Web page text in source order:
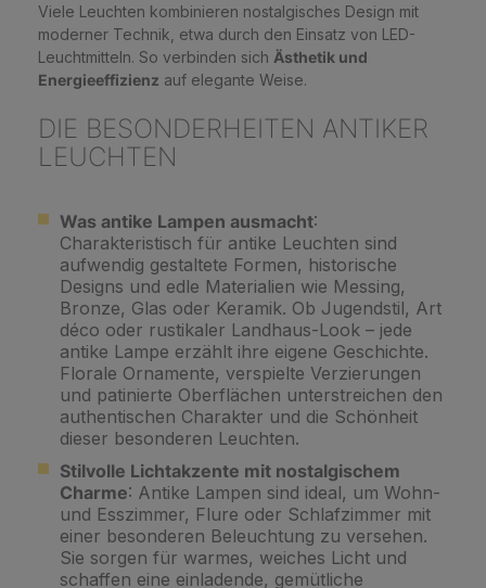
Viele Leuchten kombinieren nostalgisches Design mit
moderner Technik, etwa durch den Einsatz von LED-
Leuchtmitteln. So verbinden sich Ästhetik und
Energieeffizienz auf elegante Weise.
DIE BESONDERHEITEN ANTIKER
LEUCHTEN
Was antike Lampen ausmacht:
Charakteristisch für antike Leuchten sind
aufwendig gestaltete Formen, historische
Designs und edle Materialien wie Messing,
Bronze, Glas oder Keramik. Ob Jugendstil, Art
déco oder rustikaler Landhaus-Look – jede
antike Lampe erzählt ihre eigene Geschichte.
Florale Ornamente, verspielte Verzierungen
und patinierte Oberflächen unterstreichen den
authentischen Charakter und die Schönheit
dieser besonderen Leuchten.
Stilvolle Lichtakzente mit nostalgischem
Charme: Antike Lampen sind ideal, um Wohn-
und Esszimmer, Flure oder Schlafzimmer mit
einer besonderen Beleuchtung zu versehen.
Sie sorgen für warmes, weiches Licht und
schaffen eine einladende, gemütliche